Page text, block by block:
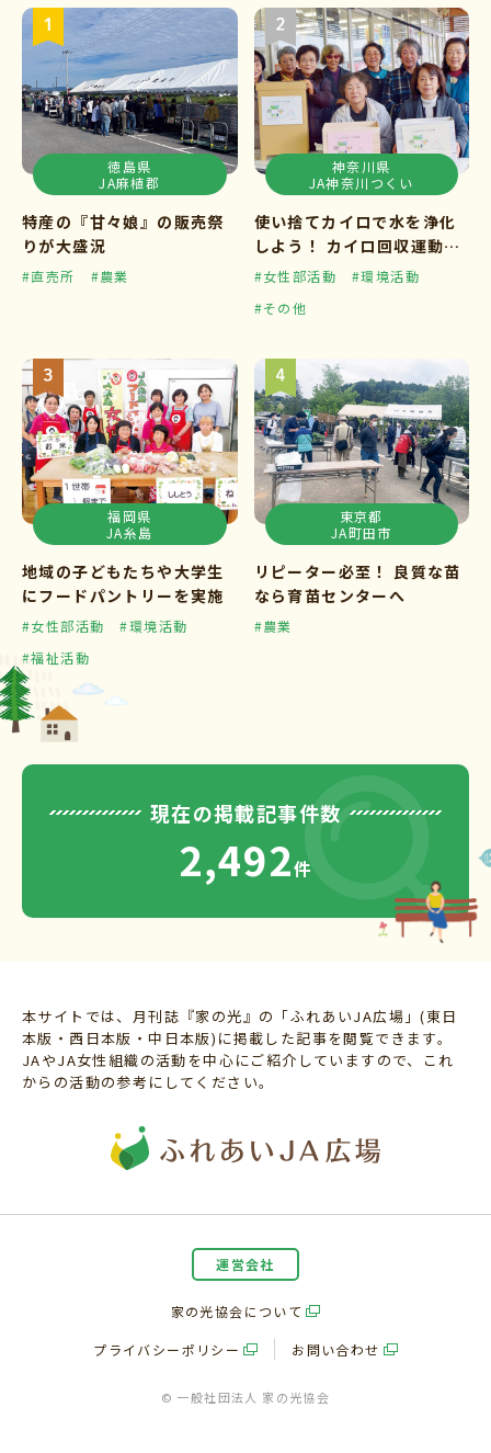
徳島県
JA麻植郡
特産の『甘々娘』の販売祭
りが大盛況
#直売所 #農業
神奈川県
JA神奈川つくい
使い捨てカイロで水を浄化
しよう！ カイロ回収運動ス
タート
#女性部活動
#環境活動
#その他
福岡県
JA糸島
地域の子どもたちや大学生
にフードパントリーを実施
#女性部活動
#環境活動
#福祉活動
東京都
JA町田市
リピーター必至！ 良質な苗
なら育苗センターへ
#農業
現在の掲載記事件数
2,492件
本サイトでは、月刊誌『家の光』の「ふれあいJA広場」(東日
本版・西日本版・中日本版)に掲載した記事を閲覧できます。
JAやJA女性組織の活動を中心にご紹介していますので、これ
からの活動の参考にしてください。
運営会社
家の光協会について
プライバシーポリシー お問い合わせ
© 一般社団法人 家の光協会